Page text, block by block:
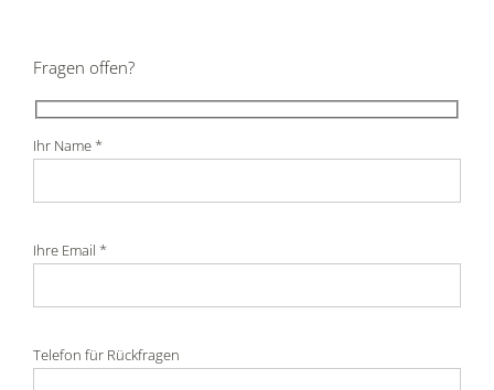
Fragen offen?
Ihr Name *
Ihre Email *
Telefon für Rückfragen